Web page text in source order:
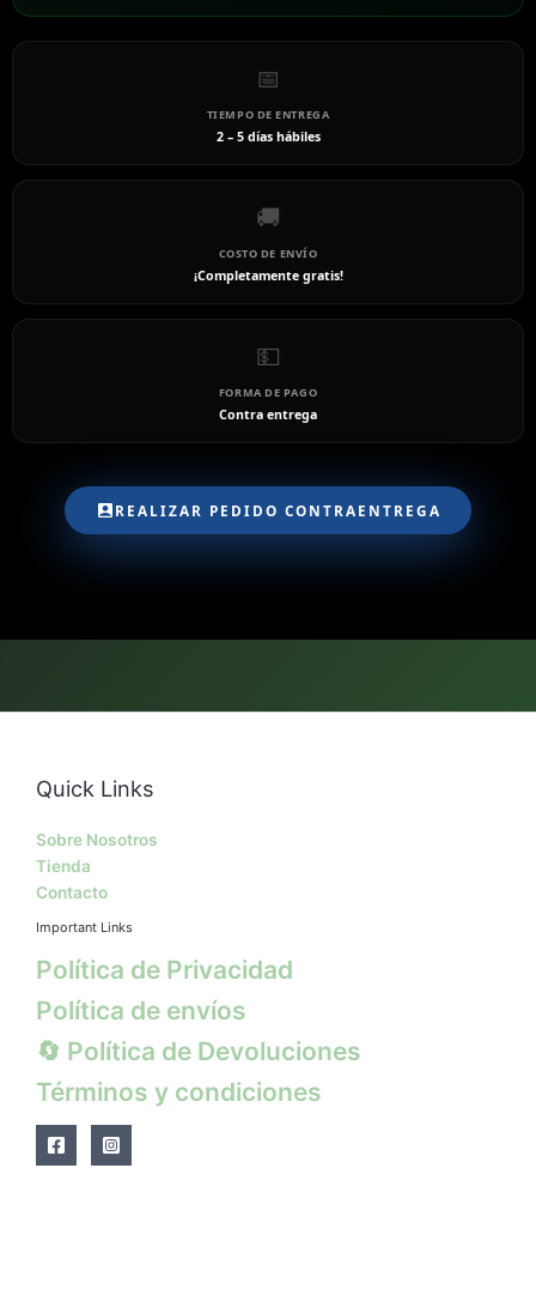
📅
TIEMPO DE ENTREGA
2 – 5 días hábiles
🚚
COSTO DE ENVÍO
¡Completamente gratis!
💵
FORMA DE PAGO
Contra entrega
REALIZAR PEDIDO CONTRAENTREGA
Quick Links
Sobre Nosotros
Tienda
Contacto
Important Links
Política de Privacidad
Política de envíos
🔄 Política de Devoluciones
Términos y condiciones